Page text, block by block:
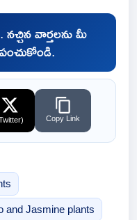
వార్తలను మీ
Copy Link
and Jasmine plants